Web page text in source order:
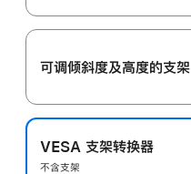
可调倾斜度及高‍度的支‍架
VESA 支架转换器
不含支架